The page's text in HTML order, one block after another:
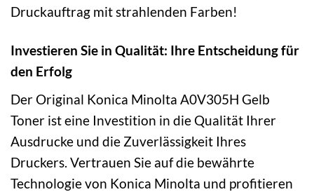
Druckauftrag mit strahlenden Farben!
Investieren Sie in Qualität: Ihre Entscheidung für
den Erfolg
Der Original Konica Minolta A0V305H Gelb
Toner ist eine Investition in die Qualität Ihrer
Ausdrucke und die Zuverlässigkeit Ihres
Druckers. Vertrauen Sie auf die bewährte
Technologie von Konica Minolta und profitieren